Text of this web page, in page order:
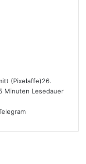
(Pixelaffe)26.
Minuten Lesedauer